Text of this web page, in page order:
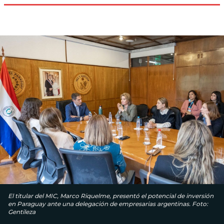
El titular del MIC, Marco Riquelme, presentó el potencial de inversión
en Paraguay ante una delegación de empresarias argentinas. Foto:
Gentileza